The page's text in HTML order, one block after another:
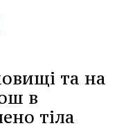
та на
в
тіла